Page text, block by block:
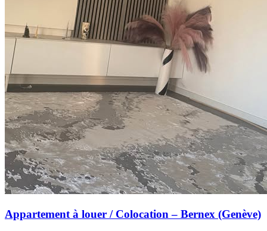
Appartement à louer / Colocation – Bernex (Genève)